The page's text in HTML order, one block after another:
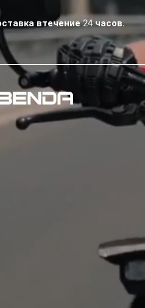
втечение 24 часов.